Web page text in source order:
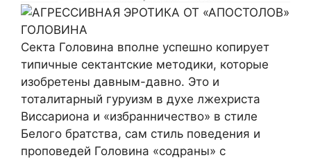
Секта Головина вполне успешно копирует
типичные сектантские методики, которые
изобретены давным-давно. Это и
тоталитарный гуруизм в духе лжехриста
Виссариона и «избранничество» в стиле
Белого братства, сам стиль поведения и
проповедей Головина «содраны» с